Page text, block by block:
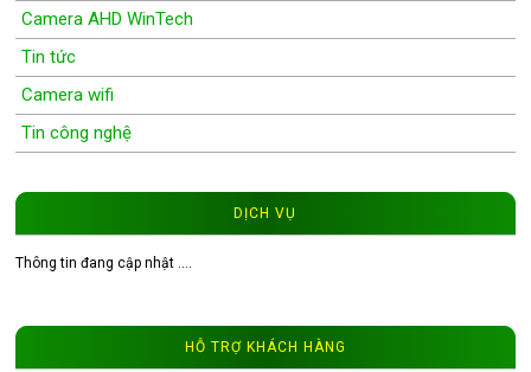
Camera AHD WinTech
Tin tức
Camera wifi
Tin công nghệ
Đầu ghi hình camera
DỊCH VỤ
Thông tin đang cập nhật ....
HỖ TRỢ KHÁCH HÀNG